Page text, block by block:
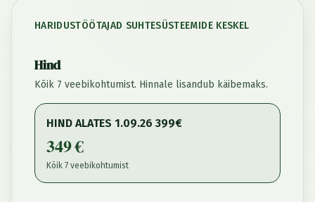
HARIDUSTÖÖTAJAD SUHTESÜSTEEMIDE KESKEL
Hind
Kõik 7 veebikohtumist. Hinnale lisandub käibemaks.
HIND ALATES 1.09.26 399€
349 €
Kõik 7 veebikohtumist